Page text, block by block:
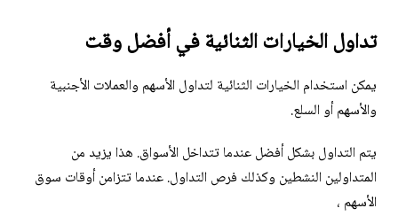
تداول الخيارات الثنائية في أفضل وقت
يمكن استخدام الخيارات الثنائية لتداول الأسهم والعملات الأجنبية
والأسهم أو السلع.
يتم التداول بشكل أفضل عندما تتداخل الأسواق. هذا يزيد من
المتداولين النشطين وكذلك فرص التداول. عندما تتزامن أوقات سوق
الأسهم ،